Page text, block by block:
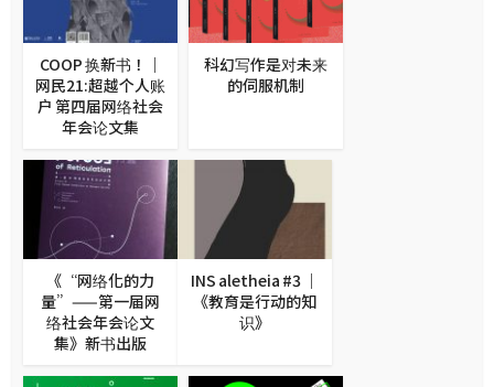
COOP 换新书！｜
网民21:超越个人账
户 第四届网络社会
年会论文集
科幻写作是对未来
的伺服机制
《“网络化的力
量”——第一届网
络社会年会论文
集》新书出版
INS aletheia #3 ｜
《教育是行动的知
识》